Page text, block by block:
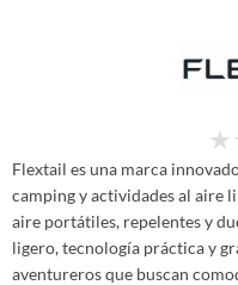
★
Flextail es una marca
camping y actividades al aire
aire portátiles, repelentes y
ligero, tecnología práctica y
aventureros que buscan